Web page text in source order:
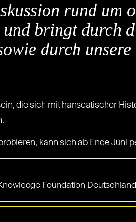
rund um
bringt durch
durch
die sich mit hanseatischer
kann sich ab Ende Juni
Foundation Deutschland [